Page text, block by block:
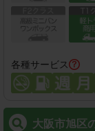
各種サービス
大阪市旭区